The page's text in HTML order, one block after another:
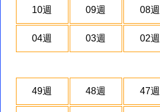
10週 09週 08週
04週 03週 02週
49週 48週 47週